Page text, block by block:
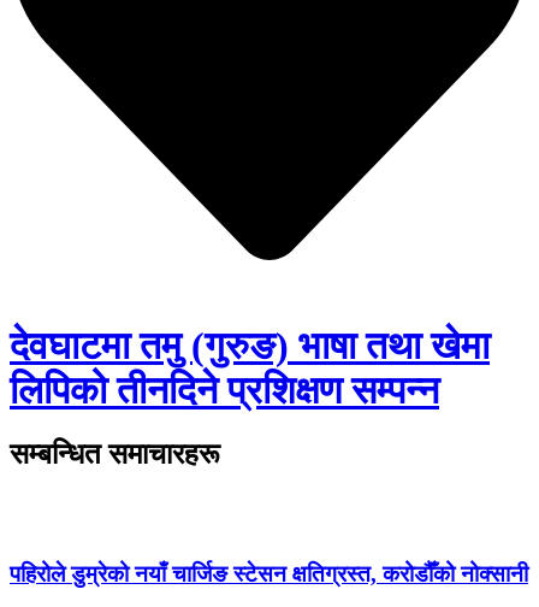
देवघाटमा तमु (गुरुङ) भाषा तथा खेमा
लिपिको तीनदिने प्रशिक्षण सम्पन्न
सम्बन्धित समाचारहरू
पहिरोले डुम्रेको नयाँ चार्जिङ स्टेसन क्षतिग्रस्त, करोडौँको नोक्सानी